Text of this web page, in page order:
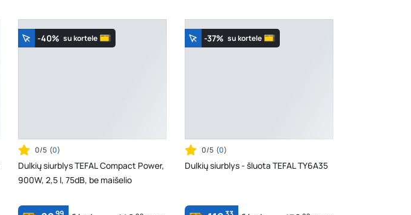
-40% su kortele
0/5 (0)
Dulkių siurblys TEFAL Compact Power,
900W, 2,5 l, 75dB, be maišelio
-37% su kortele
0/5 (0)
Dulkių siurblys - šluota TEFAL TY6A35